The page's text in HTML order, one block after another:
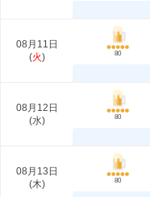
08月11日
(火) 80
08月12日
(水) 80
08月13日
(木) 80